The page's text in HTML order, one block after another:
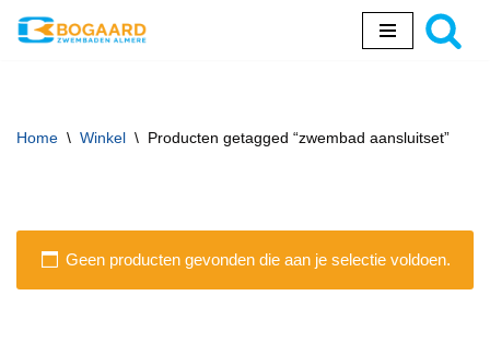
inhoud
Home \ Winkel \ Producten getagged “zwembad aansluitset”
Geen producten gevonden die aan je selectie voldoen.